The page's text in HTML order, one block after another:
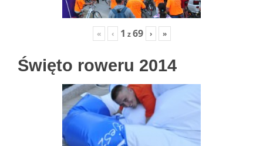
« ‹ 1 z69 › »
Święto roweru 2014